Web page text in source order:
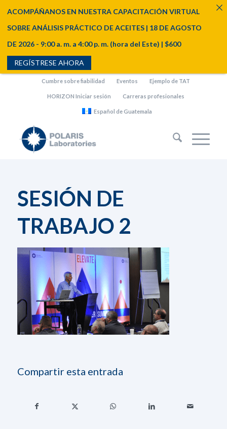
Cumbre sobre fiabilidad Eventos Ejemplo de TAT
HORIZON Iniciar sesión Carreras profesionales
Español de Guatemala
SESIÓN DE
TRABAJO 2
Compartir esta entrada
ACOMPÁÑANOS EN NUESTRA CAPACITACIÓN VIRTUAL
SOBRE ANÁLISIS PRÁCTICO DE ACEITES | 18 DE AGOSTO
DE 2026 - 9:00 a. m. a 4:00 p. m. (hora del Este) | $600
REGÍSTRESE AHORA